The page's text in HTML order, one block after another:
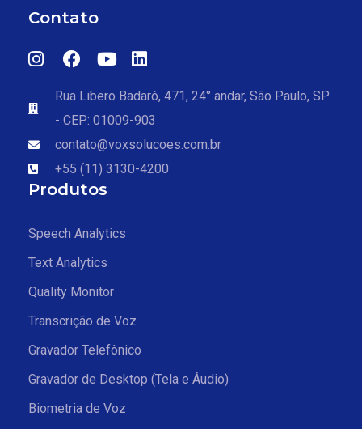
Contato
Rua Libero Badaró, 471, 24° andar, São Paulo, SP
- CEP: 01009-903
contato@voxsolucoes.com.br
+55 (11) 3130-4200
Produtos
Speech Analytics
Text Analytics
Quality Monitor
Transcrição de Voz
Gravador Telefônico
Gravador de Desktop (Tela e Áudio)
Biometria de Voz